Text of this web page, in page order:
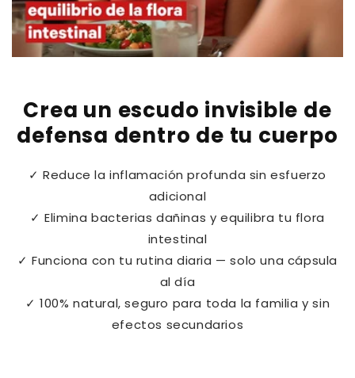
Crea un escudo invisible de
defensa dentro de tu cuerpo
✓ Reduce la inflamación profunda sin esfuerzo
adicional
✓ Elimina bacterias dañinas y equilibra tu flora
intestinal
✓ Funciona con tu rutina diaria — solo una cápsula
al día
✓ 100% natural, seguro para toda la familia y sin
efectos secundarios